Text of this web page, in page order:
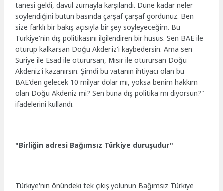
tanesi geldi, davul zurnayla karşılandı. Düne kadar neler
söylendiğini bütün basında çarşaf çarşaf gördünüz. Ben
size farklı bir bakış açısıyla bir şey söyleyeceğim. Bu
Türkiye'nin dış politikasını ilgilendiren bir husus. Sen BAE ile
oturup kalkarsan Doğu Akdeniz'i kaybedersin. Ama sen
Suriye ile Esad ile oturursan, Mısır ile oturursan Doğu
Akdeniz'i kazanırsın. Şimdi bu vatanın ihtiyacı olan bu
BAE'den gelecek 10 milyar dolar mı, yoksa benim hakkım
olan Doğu Akdeniz mi? Sen buna dış politika mı diyorsun?"
ifadelerini kullandı.
"Birliğin adresi Bağımsız Türkiye duruşudur"
Türkiye'nin önündeki tek çıkış yolunun Bağımsız Türkiye